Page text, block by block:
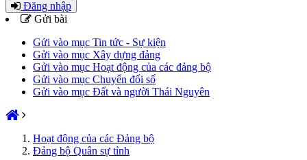
Đăng nhập
Gửi bài
Gửi vào mục Tin tức - Sự kiện
Gửi vào mục Xây dựng đảng
Gửi vào mục Hoạt động của các đảng bộ
Gửi vào mục Chuyển đổi số
Gửi vào mục Đất và người Thái Nguyên
Hoạt động của các Đảng bộ
Đảng bộ Quân sự tỉnh